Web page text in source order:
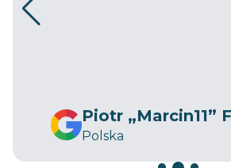
Piotr „Marcin11”
Polska